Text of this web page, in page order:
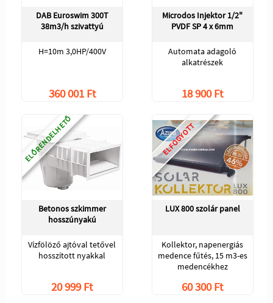
DAB Euroswim 300T
38m3/h szivattyú
H=10m 3,0HP/400V
360 001 Ft
Microdos Injektor 1/2"
PVDF SP 4 x 6mm
Automata adagoló
alkatrészek
18 900 Ft
ELŐRENDELHETŐ
Betonos szkimmer
hosszúnyakú
Vízfölöző ajtóval tetővel
hosszított nyakkal
20 999 Ft
ELFOGYOTT
LUX 800 szolár panel
Kollektor, napenergiás
medence fűtés, 15 m3-es
medencékhez
60 300 Ft